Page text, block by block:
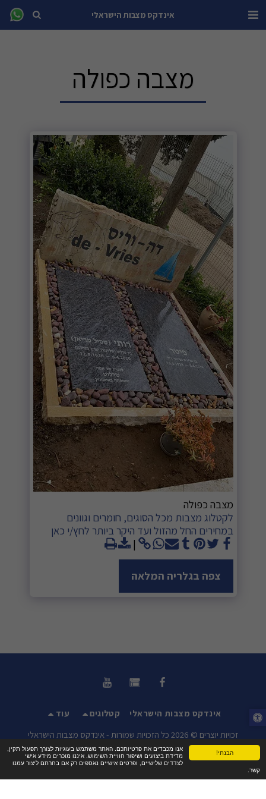
הבנתי!
אנו מכבדים את פרטיותכם. האתר משתמש בעוגיות לצורך תפעול תקין,
מדידת ביצועים ושיפור חוויית השימוש. איננו מוכרים מידע אישי
לצדדים שלישיים, ופרטים אישיים נאספים רק אם בחרתם ליצור עמנו
קשר.
אינדקס מצבות הישראלי
מצבה כפולה
מצבה כפולה
לקטלוג מצבות מכל הסוגים, חומרים וגוונים
במחירים החל מהזול ועד היקר ביותר לחץ/י כאן
צפה בגלריה המלאה
אינדקס מצבות הישראלי קטלוגים
עוד
זכויות יוצרים © 2026 כל הזכויות שמורות -
אינדקס מצבות הישראלי
תנאי שימוש|פרטיות|נגישות